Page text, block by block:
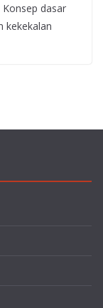
dasar
kekekalan